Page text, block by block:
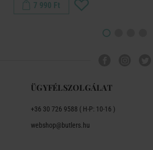
7 990 Ft
ÜGYFÉLSZOLGÁLAT
+36 30 726 9588 ( H-P: 10-16 )
webshop@butlers.hu